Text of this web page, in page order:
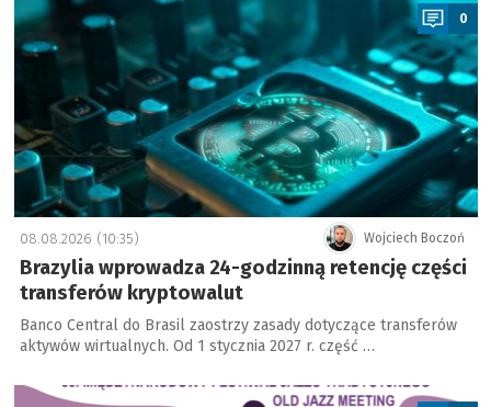
0
Wojciech Boczoń
08.08.2026 (10:35)
Brazylia wprowadza 24-godzinną retencję części
transferów kryptowalut
Banco Central do Brasil zaostrzy zasady dotyczące transferów
aktywów wirtualnych. Od 1 stycznia 2027 r. część …
a